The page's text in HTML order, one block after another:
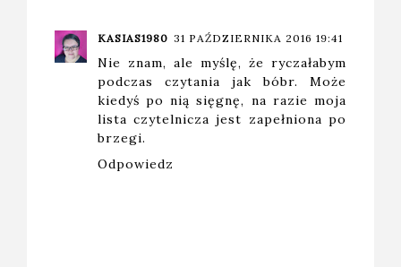
KASIAS1980 31 PAŹDZIERNIKA 2016 19:41
Nie znam, ale myślę, że ryczałabym
podczas czytania jak bóbr. Może
kiedyś po nią sięgnę, na razie moja
lista czytelnicza jest zapełniona po
brzegi.
Odpowiedz